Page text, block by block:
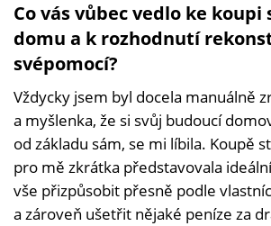
Co vás vůbec vedlo ke koupi
domu a k rozhodnutí
svépomocí?
Vždycky jsem byl docela manuálně
a myšlenka, že si svůj budoucí
od základu sám, se mi líbila. Koupě
pro mě zkrátka představovala
vše přizpůsobit přesně podle
a zároveň ušetřit nějaké peníze za